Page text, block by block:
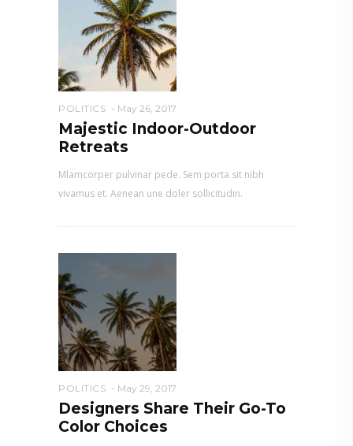
POLITICS May 26, 2017
Majestic Indoor-Outdoor
Retreats
Mlamcorper pulvinar pede. Sem porta sit nibh
vivamus et. Aenean une doler sollicitudin.
POLITICS May 29, 2017
Designers Share Their Go-To
Color Choices